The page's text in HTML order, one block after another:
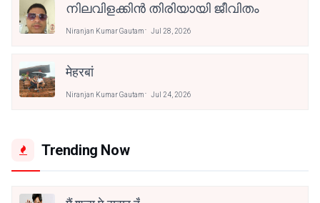
നിലവിളക്കിൻ തിരിയായി ജീവിതം
Niranjan Kumar Gautam Jul 28, 2026
मेहरबां
Niranjan Kumar Gautam Jul 24, 2026
Trending Now